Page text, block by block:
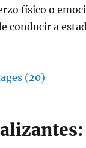
físico o
conducir a